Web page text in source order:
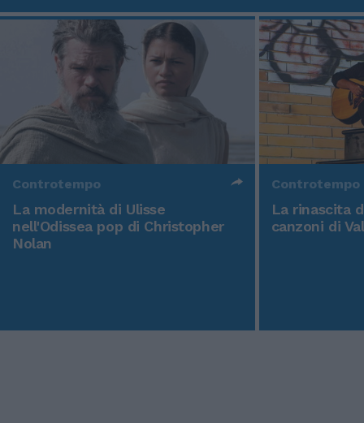
Controtempo
La modernità di Ulisse
nell'Odissea pop di Christopher
Nolan
Controtempo
La rinascita
canzoni di